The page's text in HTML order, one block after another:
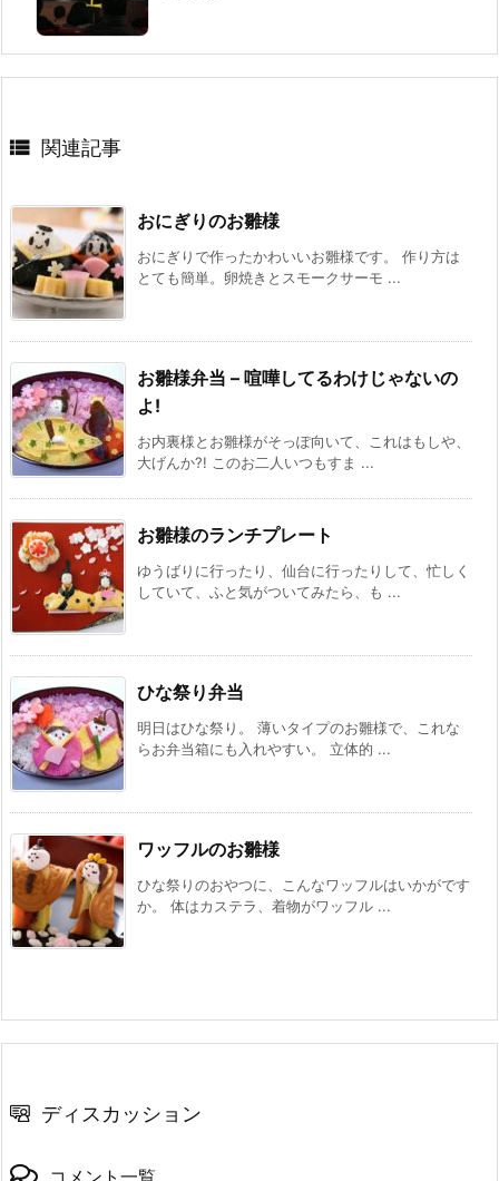
 関連記事
おにぎりのお雛様
おにぎりで作ったかわいいお雛様です。 作り方は
とても簡単。卵焼きとスモークサーモ ...
お雛様弁当 – 喧嘩してるわけじゃないの
よ!
お内裏様とお雛様がそっぽ向いて、これはもしや、
大げんか?! このお二人いつもすま ...
お雛様のランチプレート
ゆうばりに行ったり、仙台に行ったりして、忙しく
していて、ふと気がついてみたら、も ...
ひな祭り弁当
明日はひな祭り。 薄いタイプのお雛様で、これな
らお弁当箱にも入れやすい。 立体的 ...
ワッフルのお雛様
ひな祭りのおやつに、こんなワッフルはいかがです
か。 体はカステラ、着物がワッフル ...
ディスカッション
コメント一覧